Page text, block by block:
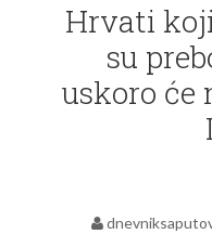
Hrvati
su
uskoro će